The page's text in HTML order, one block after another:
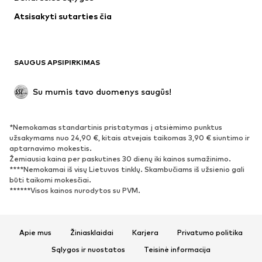
Apatiniai
Paltai
Proginiai
Išskirtiniai
BATAI
Naujienos
Sportbačiai
Aulinukai
Batai su kulniukais
Auliniai batai
Įsispiriami bateliai
Šlepetės
Atsisakyti sutarties čia
SAUGUS APSIPIRKIMAS
Su mumis tavo duomenys saugūs!
*Nemokamas standartinis pristatymas į atsiėmimo punktus
užsakymams nuo 24,90 €, kitais atvejais taikomas 3,90 € siuntimo ir
aptarnavimo mokestis.
Žemiausia kaina per paskutines 30 dienų iki kainos sumažinimo.
****Nemokamai iš visų Lietuvos tinklų. Skambučiams iš užsienio gali
būti taikomi mokesčiai.
******Visos kainos nurodytos su PVM.
Apie mus Žiniasklaidai Karjera
Privatumo politika
Sąlygos ir nuostatos
Teisinė informacija